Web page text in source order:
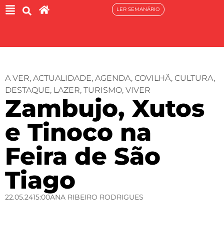
LER SEMANÁRIO
A VER, ACTUALIDADE, AGENDA, COVILHÃ, CULTURA,
DESTAQUE, LAZER, TURISMO, VIVER
Zambujo, Xutos
e Tinoco na
Feira de São
Tiago
22.05.2415:00ANA RIBEIRO RODRIGUES